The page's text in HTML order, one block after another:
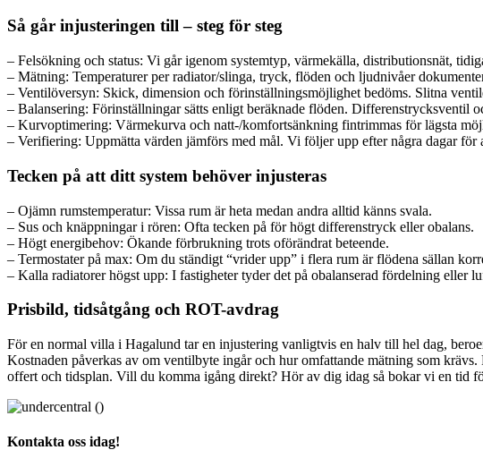
Så går injusteringen till – steg för steg
– Felsökning och status: Vi går igenom systemtyp, värmekälla, distributionsnät,
– Mätning: Temperaturer per radiator/slinga, tryck, flöden och ljudnivåer
– Ventilöversyn: Skick, dimension och förinställningsmöjlighet bedöms. Slitna
– Balansering: Förinställningar sätts enligt beräknade flöden. Differenstrycksventil
– Kurvoptimering: Värmekurva och natt-/komfortsänkning fintrimmas för lägsta
– Verifiering: Uppmätta värden jämförs med mål. Vi följer upp efter några dagar för
Tecken på att ditt system behöver injusteras
– Ojämn rumstemperatur: Vissa rum är heta medan andra alltid känns svala.
– Sus och knäppningar i rören: Ofta tecken på för högt differenstryck eller obalans.
– Högt energibehov: Ökande förbrukning trots oförändrat beteende.
– Termostater på max: Om du ständigt “vrider upp” i flera rum är flödena sällan
– Kalla radiatorer högst upp: I fastigheter tyder det på obalanserad fördelning eller
Prisbild, tidsåtgång och ROT-avdrag
För en normal villa i Hagalund tar en injustering vanligtvis en halv till hel dag,
Kostnaden påverkas av om ventilbyte ingår och hur omfattande mätning som
offert och tidsplan. Vill du komma igång direkt? Hör av dig idag så bokar vi en tid
Kontakta oss idag!